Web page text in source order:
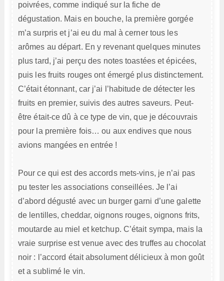
poivrées, comme indiqué sur la fiche de
dégustation. Mais en bouche, la première gorgée
m’a surpris et j’ai eu du mal à cerner tous les
arômes au départ. En y revenant quelques minutes
plus tard, j’ai perçu des notes toastées et épicées,
puis les fruits rouges ont émergé plus distinctement.
C’était étonnant, car j’ai l’habitude de détecter les
fruits en premier, suivis des autres saveurs. Peut-
être était-ce dû à ce type de vin, que je découvrais
pour la première fois… ou aux endives que nous
avions mangées en entrée !
Pour ce qui est des accords mets-vins, je n’ai pas
pu tester les associations conseillées. Je l’ai
d’abord dégusté avec un burger garni d’une galette
de lentilles, cheddar, oignons rouges, oignons frits,
moutarde au miel et ketchup. C’était sympa, mais la
vraie surprise est venue avec des truffes au chocolat
noir : l’accord était absolument délicieux à mon goût
et a sublimé le vin.